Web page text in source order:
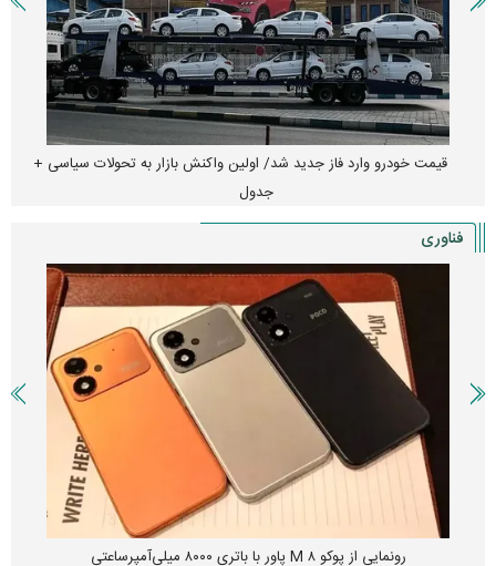
قیمت خودرو وارد فاز جدید شد/ اولین واکنش بازار به تحولات سیاسی +
جدول
فناوری
رونمایی از پوکو M ۸ پاور با باتری ۸۰۰۰ میلی‌آمپرساعتی